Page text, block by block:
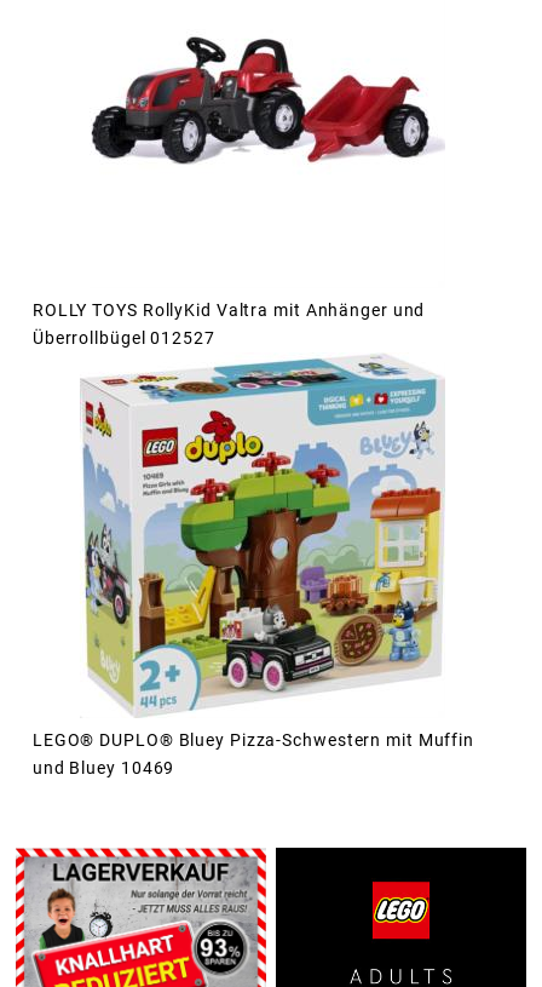
ROLLY TOYS RollyKid Valtra mit Anhänger und
Überrollbügel 012527
LEGO® DUPLO® Bluey Pizza-Schwestern mit Muffin
und Bluey 10469